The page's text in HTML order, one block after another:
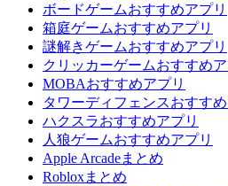
ボードゲームおすすめアプリ
箱庭ゲームおすすめアプリ
謎解きゲームおすすめアプリ
クリッカーゲームおすすめア
MOBAおすすめアプリ
タワーディフェンスおすすめ
ハクスラおすすめアプリ
人狼ゲームおすすめアプリ
Apple Arcadeまとめ
Robloxまとめ